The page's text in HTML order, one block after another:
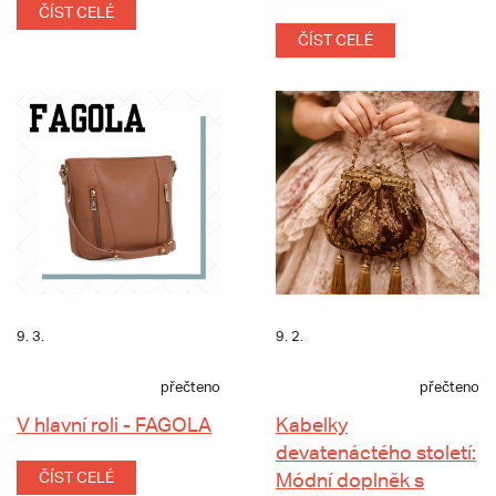
ČÍST CELÉ
ČÍST CELÉ
9. 3.
přečteno
V hlavní roli - FAGOLA
ČÍST CELÉ
9. 2.
přečteno
Kabelky
devatenáctého století:
Módní doplněk s